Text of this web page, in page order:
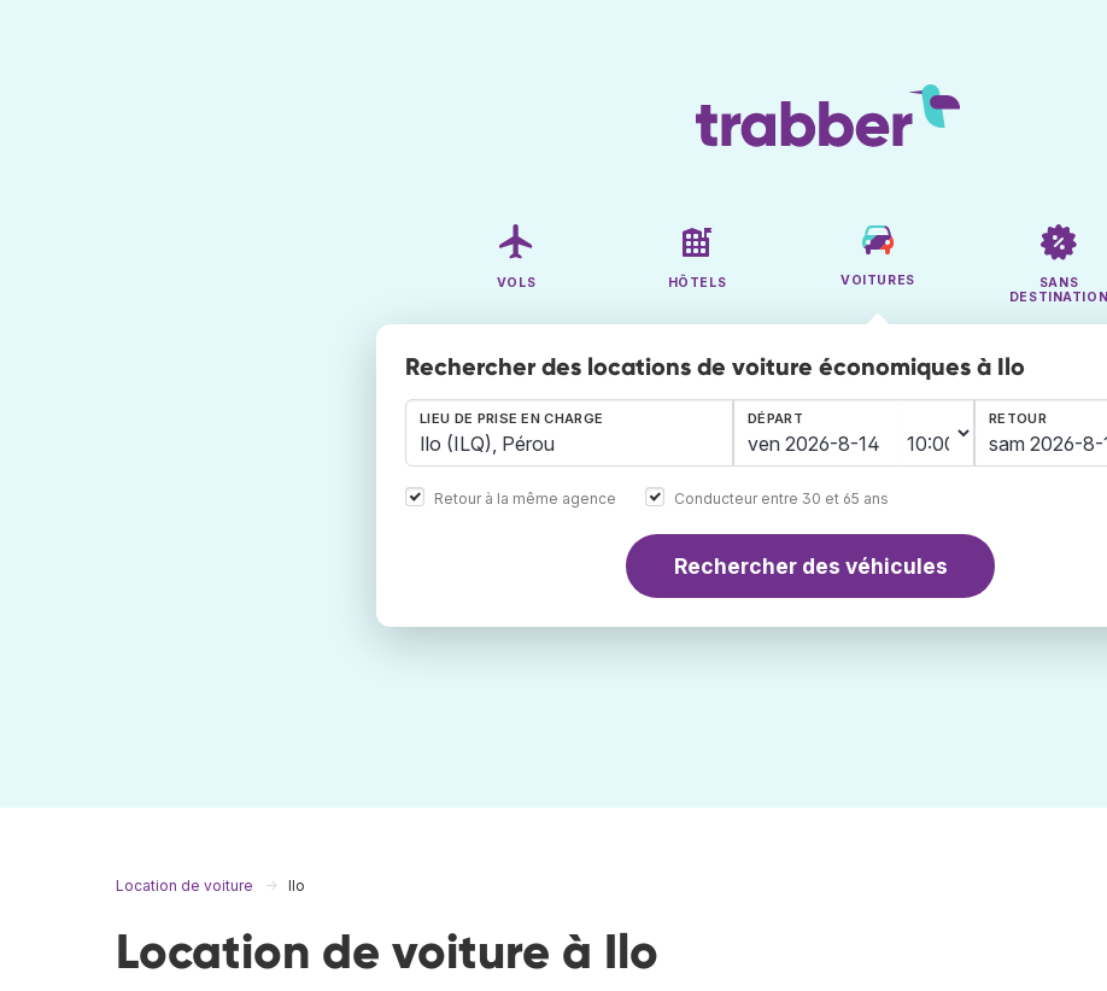
VOLS HÔTELS VOITURES
SANS
DESTINATION
Rechercher des locations de voiture économiques à Ilo
LIEU DE PRISE EN CHARGE DÉPART RETOUR
Retour à la même agence Conducteur entre 30 et 65 ans
Rechercher des véhicules
Location de voiture Ilo
Location de voiture à Ilo